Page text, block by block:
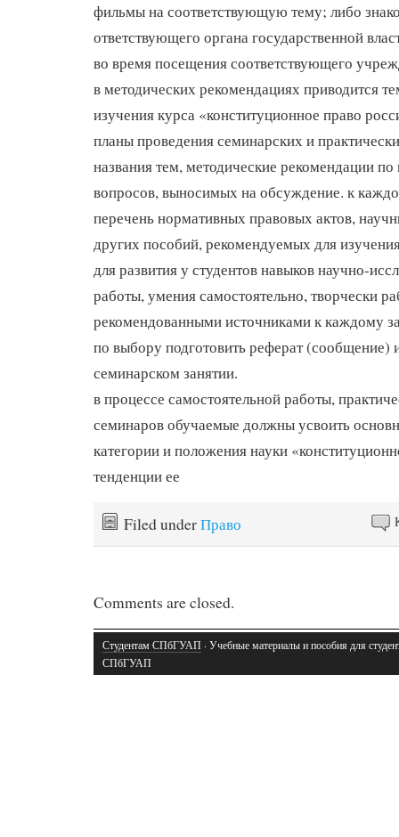
фильмы на соответствующую тему; либо
ответствующего органа государственной
во время посещения соответствующего
в методических рекомендациях приводится
изучения курса «конституционное право
планы проведения семинарских и
названия тем, методические рекомендации
вопросов, выносимых на обсуждение. к
перечень нормативных правовых актов,
других пособий, рекомендуемых для
для развития у студентов навыков научно-
работы, умения самостоятельно, творчески
рекомендованными источниками к каждому
по выбору подготовить реферат (сообщение)
семинарском занятии.
в процессе самостоятельной работы,
семинаров обучаемые должны усвоить
категории и положения науки
тенденции ее
Filed underПраво
Comments are closed.
Студентам СПбГУАП · Учебные материалы и пособия для
СПбГУАП